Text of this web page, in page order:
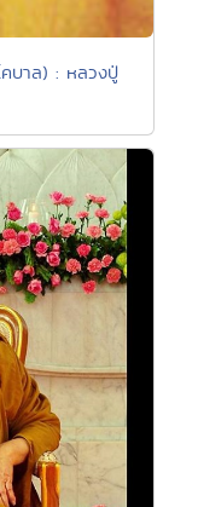
บาล) : หลวงปู่